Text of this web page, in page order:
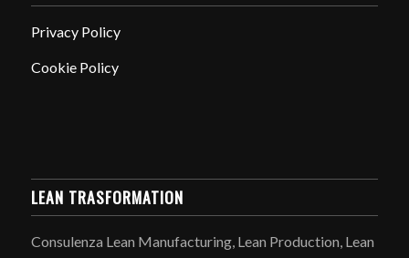
Privacy Policy
Cookie Policy
LEAN TRASFORMATION
Consulenza Lean Manufacturing, Lean Production, Lean